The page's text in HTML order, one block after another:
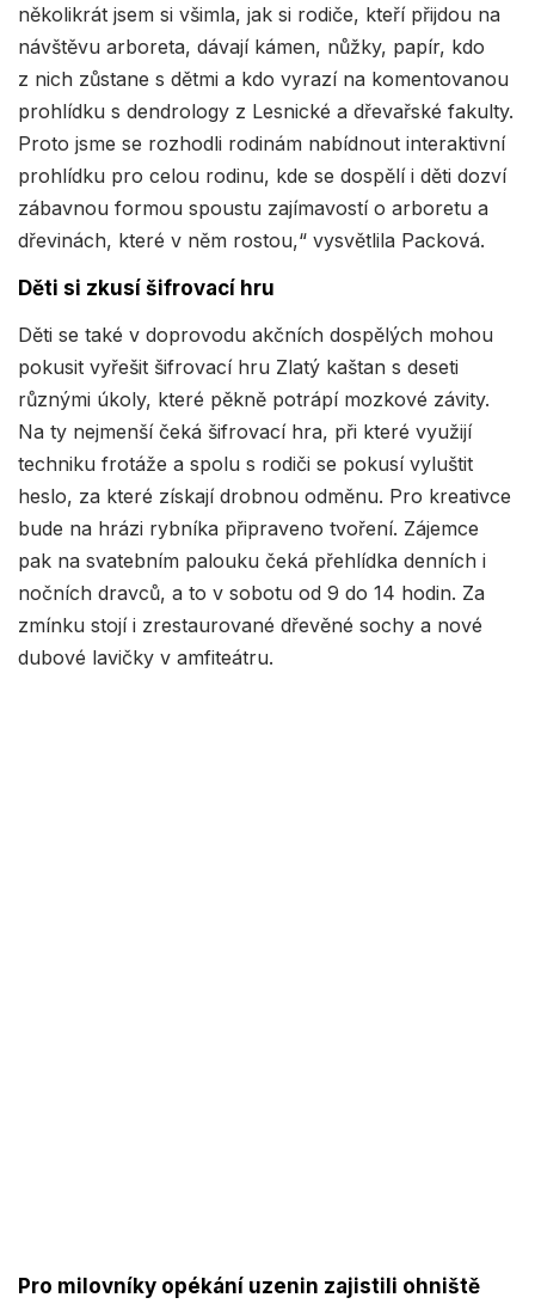
několikrát jsem si všimla, jak si rodiče, kteří přijdou na
návštěvu arboreta, dávají kámen, nůžky, papír, kdo
z nich zůstane s dětmi a kdo vyrazí na komentovanou
prohlídku s dendrology z Lesnické a dřevařské fakulty.
Proto jsme se rozhodli rodinám nabídnout interaktivní
prohlídku pro celou rodinu, kde se dospělí i děti dozví
zábavnou formou spoustu zajímavostí o arboretu a
dřevinách, které v něm rostou,“ vysvětlila Packová.
Děti si zkusí šifrovací hru
Děti se také v doprovodu akčních dospělých mohou
pokusit vyřešit šifrovací hru Zlatý kaštan s deseti
různými úkoly, které pěkně potrápí mozkové závity.
Na ty nejmenší čeká šifrovací hra, při které využijí
techniku frotáže a spolu s rodiči se pokusí vyluštit
heslo, za které získají drobnou odměnu. Pro kreativce
bude na hrázi rybníka připraveno tvoření. Zájemce
pak na svatebním palouku čeká přehlídka denních i
nočních dravců, a to v sobotu od 9 do 14 hodin. Za
zmínku stojí i zrestaurované dřevěné sochy a nové
dubové lavičky v amfiteátru.
Pro milovníky opékání uzenin zajistili ohniště